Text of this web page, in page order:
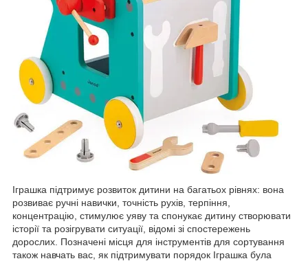
Іграшка підтримує розвиток дитини на багатьох рівнях: вона
розвиває ручні навички, точність рухів, терпіння,
концентрацію, стимулює уяву та спонукає дитину створювати
історії та розігрувати ситуації, відомі зі спостережень
дорослих. Позначені місця для інструментів для сортування
також навчать вас, як підтримувати порядок Іграшка була